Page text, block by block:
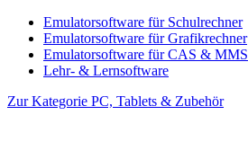
Emulatorsoftware für Schulrechner
Emulatorsoftware für Grafikrechner
Emulatorsoftware für CAS & MMS
Lehr- & Lernsoftware
Zur Kategorie PC, Tablets & Zubehör